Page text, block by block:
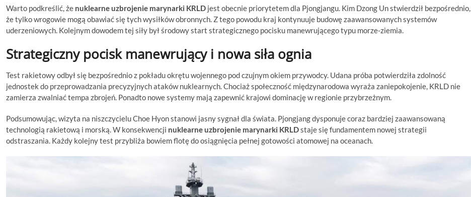
Warto podkreślić, że nuklearne uzbrojenie marynarki KRLD jest obecnie priorytetem dla Pjongjangu. Kim Dzong Un stwierdził bezpośrednio,
że tylko wrogowie mogą obawiać się tych wysiłków obronnych. Z tego powodu kraj kontynuuje budowę zaawansowanych systemów
uderzeniowych. Kolejnym dowodem tej siły był środowy start strategicznego pocisku manewrującego typu morze-ziemia.
Strategiczny pocisk manewrujący i nowa siła ognia
Test rakietowy odbył się bezpośrednio z pokładu okrętu wojennego pod czujnym okiem przywodcy. Udana próba potwierdziła zdolność
jednostek do przeprowadzania precyzyjnych ataków nuklearnych. Chociaż społeczność międzynarodowa wyraża zaniepokojenie, KRLD nie
zamierza zwalniać tempa zbrojeń. Ponadto nowe systemy mają zapewnić krajowi dominację w regionie przybrzeżnym.
Podsumowując, wizyta na niszczycielu Choe Hyon stanowi jasny sygnał dla świata. Pjongjang dysponuje coraz bardziej zaawansowaną
technologią rakietową i morską. W konsekwencji nuklearne uzbrojenie marynarki KRLDstaje się fundamentem nowej strategii
odstraszania. Każdy kolejny test przybliża bowiem flotę do osiągnięcia pełnej gotowości atomowej na oceanach.